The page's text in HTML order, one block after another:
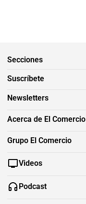
Secciones
Suscríbete
Newsletters
Acerca de El Comercio
Grupo El Comercio
Videos
Podcast